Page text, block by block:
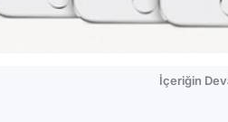
İçeriğin